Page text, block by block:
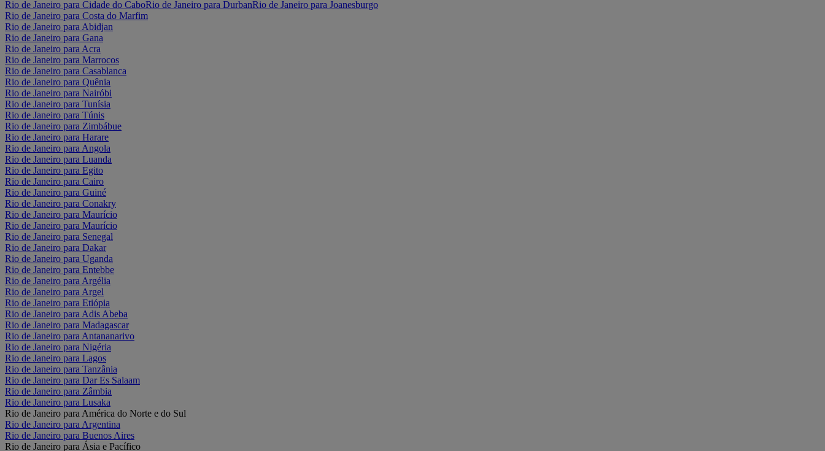
Rio de Janeiro para Cidade do CaboRio de Janeiro para DurbanRio de Janeiro para Joanesburgo
Rio de Janeiro para Costa do Marfim
Rio de Janeiro para Abidjan
Rio de Janeiro para Gana
Rio de Janeiro para Acra
Rio de Janeiro para Marrocos
Rio de Janeiro para Casablanca
Rio de Janeiro para Quênia
Rio de Janeiro para Nairóbi
Rio de Janeiro para Tunísia
Rio de Janeiro para Túnis
Rio de Janeiro para Zimbábue
Rio de Janeiro para Harare
Rio de Janeiro para Angola
Rio de Janeiro para Luanda
Rio de Janeiro para Egito
Rio de Janeiro para Cairo
Rio de Janeiro para Guiné
Rio de Janeiro para Conakry
Rio de Janeiro para Maurício
Rio de Janeiro para Maurício
Rio de Janeiro para Senegal
Rio de Janeiro para Dakar
Rio de Janeiro para Uganda
Rio de Janeiro para Entebbe
Rio de Janeiro para Argélia
Rio de Janeiro para Argel
Rio de Janeiro para Etiópia
Rio de Janeiro para Adis Abeba
Rio de Janeiro para Madagascar
Rio de Janeiro para Antananarivo
Rio de Janeiro para Nigéria
Rio de Janeiro para Lagos
Rio de Janeiro para Tanzânia
Rio de Janeiro para Dar Es Salaam
Rio de Janeiro para Zâmbia
Rio de Janeiro para Lusaka
Rio de Janeiro para América do Norte e do Sul
Rio de Janeiro para Argentina
Rio de Janeiro para Buenos Aires
Rio de Janeiro para Ásia e Pacífico